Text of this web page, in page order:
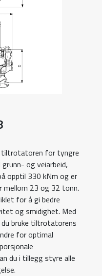
tiltrotatoren for tyngre
og veiarbeid,
opptil 330 kNm og er
23 og 32 tonn.
for å gi bedre
og smidighet. Med
du bruke tiltrotatorens
for optimal
du i tillegg styre alle